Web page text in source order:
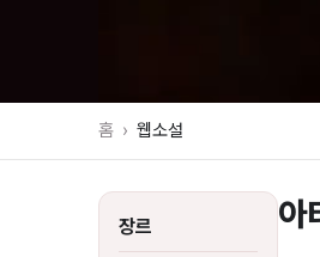
홈 › 웹소설
장르 아